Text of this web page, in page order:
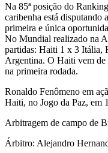
Na 85ª posição do
caribenha está disputando
primeira e única
No Mundial realizado na
partidas: Haiti 1 x 3 Itália,
Argentina. O Haiti vem de
na primeira rodada.
Ronaldo Fenômeno em
Haiti, no Jogo da Paz, em
Arbitragem de campo de
Árbitro: Alejandro